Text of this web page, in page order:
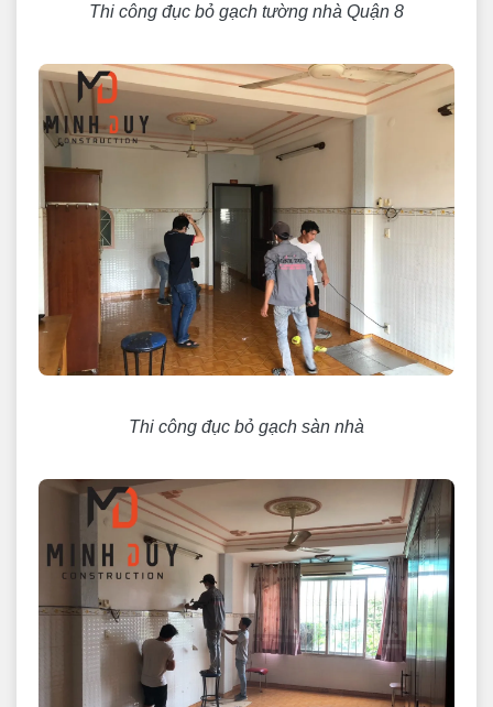
Thi công đục bỏ gạch tường nhà Quận 8
Thi công đục bỏ gạch sàn nhà